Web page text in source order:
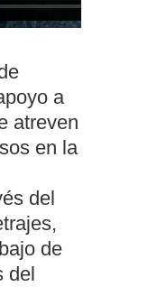
a
atreven
en la
del
de
del